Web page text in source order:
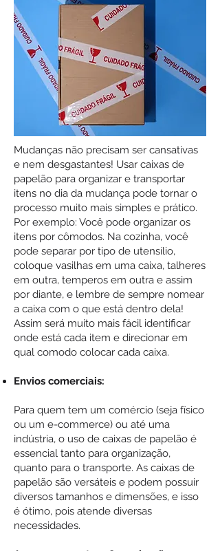
Mudanças não precisam ser cansativas
e nem desgastantes! Usar caixas de
papelão para organizar e transportar
itens no dia da mudança pode tornar o
processo muito mais simples e prático.
Por exemplo: Você pode organizar os
itens por cômodos. Na cozinha, você
pode separar por tipo de utensílio,
coloque vasilhas em uma caixa, talheres
em outra, temperos em outra e assim
por diante, e lembre de sempre nomear
a caixa com o que está dentro dela!
Assim será muito mais fácil identificar
onde está cada item e direcionar em
qual comodo colocar cada caixa.
Envios comerciais:
Para quem tem um comércio (seja físico
ou um e-commerce) ou até uma
indústria, o uso de caixas de papelão é
essencial tanto para organização,
quanto para o transporte. As caixas de
papelão são versáteis e podem possuir
diversos tamanhos e dimensões, e isso
é ótimo, pois atende diversas
necessidades.